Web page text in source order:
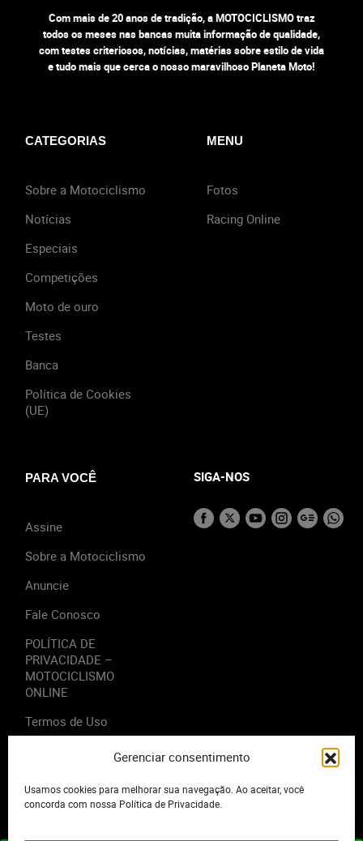
Gerenciar consentimento
Usamos cookies para melhorar sua navegação. Ao aceitar, você
concorda com nossa Política de Privacidade.
Com mais de 20 anos de tradição, a MOTOCICLISMO traz
todos os meses nas bancas muita informação de qualidade,
com testes criteriosos, notícias, matérias sobre estilo de vida
e tudo mais que cerca o nosso maravilhoso Planeta Moto!
CATEGORIAS
Sobre a Motociclismo
Notícias
Especiais
Competições
Moto de ouro
Testes
Banca
Política de Cookies
(UE)
MENU
Fotos
Racing Online
PARA VOCÊ
Assine
Sobre a Motociclismo
Anuncie
Fale Conosco
POLÍTICA DE
PRIVACIDADE –
MOTOCICLISMO
ONLINE
Termos de Uso
SIGA-NOS
2023 - Editora Motor Midia. Todos os direitos reservados.